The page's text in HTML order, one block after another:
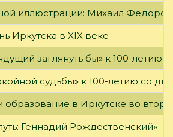
иллюстрации: Михаил Фёдоров
Иркутска в XIX веке
заглянуть бы» к 100-летию
судьбы» к 100-летию со
в Иркутске во
Геннадий Рождественский»